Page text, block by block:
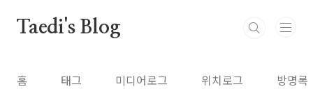
Taedi's Blog
홈 태그 미디어로그 위치로그 방명록